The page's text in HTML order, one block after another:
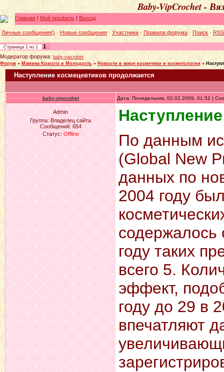
Baby-VipCrochet -
Главная | Мой профиль | Выход
Личные сообщения() · Новые сообщения · Участники · Правила форума · Поиск · RSS
Страница 1 из 1
1
Модератор форума: baby-vipcrohet
Форум » Мамина Красота и Молодость » Новости в мире косметики и косметологии »
Наступление космецевтиков продолжается
baby-vipcrohet Дата: Понедельник, 02.02.2009, 01:52 |
Admin
Группа: Владелец сайта
Сообщений: 654
Статус: Offline
По данным
(Global New
данных по
2004 году
содержалось
году таких
всего 5.
эффект,
году до 29 в
впечатляют